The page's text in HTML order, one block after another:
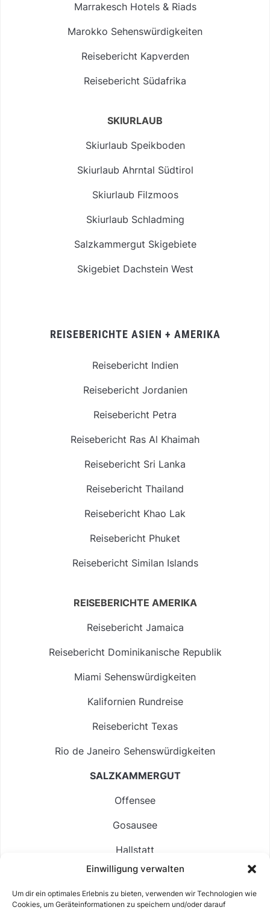
Einwilligung verwalten
Um dir ein optimales Erlebnis zu bieten, verwenden wir Technologien wie
Cookies, um Geräteinformationen zu speichern und/oder darauf
Marrakesch Hotels & Riads
Marokko Sehenswürdigkeiten
Reisebericht Kapverden
Reisebericht Südafrika
SKIURLAUB
Skiurlaub Speikboden
Skiurlaub Ahrntal Südtirol
Skiurlaub Filzmoos
Skiurlaub Schladming
Salzkammergut Skigebiete
Skigebiet Dachstein West
REISEBERICHTE ASIEN + AMERIKA
Reisebericht Indien
Reisebericht Jordanien
Reisebericht Petra
Reisebericht Ras Al Khaimah
Reisebericht Sri Lanka
Reisebericht Thailand
Reisebericht Khao Lak
Reisebericht Phuket
Reisebericht Similan Islands
REISEBERICHTE AMERIKA
Reisebericht Jamaica
Reisebericht Dominikanische Republik
Miami Sehenswürdigkeiten
Kalifornien Rundreise
Reisebericht Texas
Rio de Janeiro Sehenswürdigkeiten
SALZKAMMERGUT
Offensee
Gosausee
Hallstatt
Langbathsee
Altausseer See